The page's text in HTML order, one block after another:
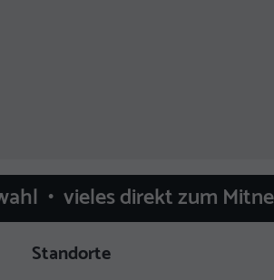
• vieles direkt zum
Standorte